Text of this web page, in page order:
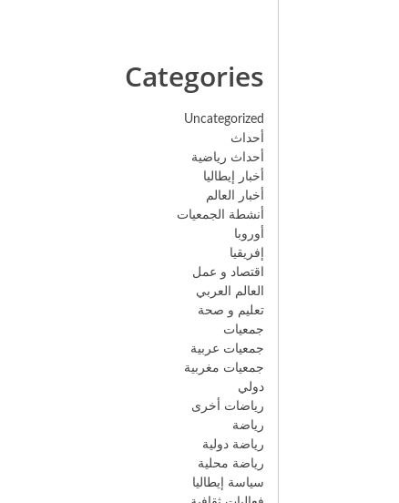
Categories
Uncategorized
أحداث
أحداث رياضية
أخبار إيطاليا
أخبار العالم
أنشطة الجمعيات
أوروبا
إفريقيا
اقتصاد و عمل
العالم العربي
تعليم و صحة
جمعيات
جمعيات عربية
جمعيات مغربية
دولي
رياضات أخرى
رياضة
رياضة دولية
رياضة محلية
سياسة إيطاليا